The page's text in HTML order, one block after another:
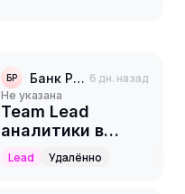
БР Банк Русский Стандарт 6 дн. назад
Не указана
Team Lead
аналитики в
Collection
Lead Удалённо